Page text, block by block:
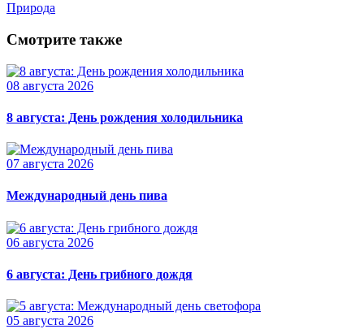
Природа
Смотрите также
08 августа 2026
8 августа: День рождения холодильника
07 августа 2026
Международный день пива
06 августа 2026
6 августа: День грибного дождя
05 августа 2026